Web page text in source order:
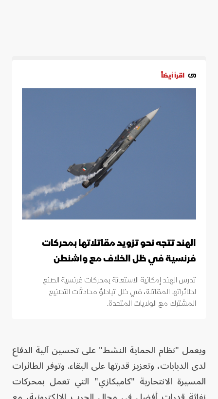
اقرأ أيضاً
الهند تتجه نحو تزويد مقاتلاتها بمحركات
فرنسية في ظل الخلاف مع واشنطن
تدرس الهند إمكانية الاستعانة بمحركات فرنسية الصنع
لطائراتها المقاتلة، في ظل تباطؤ محادثات التصنيع
المشترك مع الولايات المتحدة.
ويعمل "نظام الحماية النشط" على تحسين آلية الدفاع
لدى الدبابات، وتعزيز قدرتها على البقاء. وتوفر الطائرات
المسيرة الانتحارية "كاميكازي" التي تعمل بمحركات